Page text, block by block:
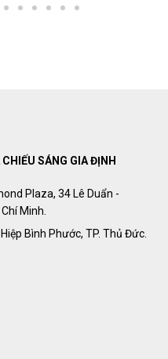
SÁNG GIA ĐỊNH
Plaza, 34 Lê Duẩn -
Minh.
Bình Phước, TP. Thủ Đức.